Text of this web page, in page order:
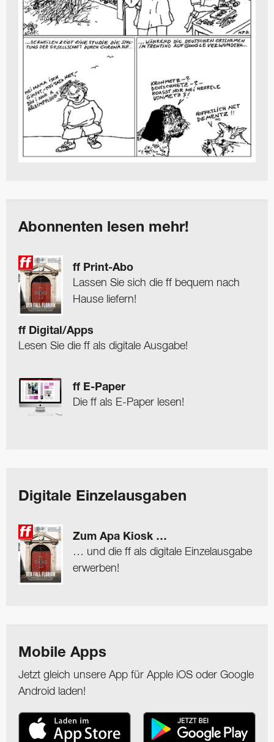
Abonnenten lesen mehr!
ff Print-Abo
Lassen Sie sich die ff bequem nach
Hause liefern!
ff Digital/Apps
Lesen Sie die ff als digitale Ausgabe!
ff E-Paper
Die ff als E-Paper lesen!
Digitale Einzelausgaben
Zum Apa Kiosk …
… und die ff als digitale Einzelausgabe
erwerben!
Mobile Apps
Jetzt gleich unsere App für Apple iOS oder Google
Android laden!